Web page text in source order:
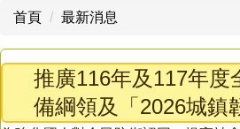
學生活動
教師研習
首頁 最新消息
推廣116年及117年度
備綱領及「2026城鎮